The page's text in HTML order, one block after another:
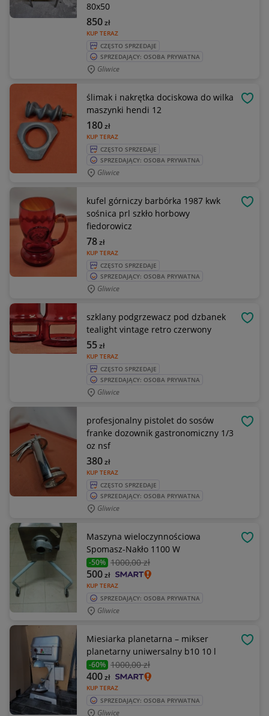
80x50
KUP TERAZ
850zł
CZĘSTO SPRZEDAJE
SPRZEDAJĄCY: OSOBA PRYWATNA
Gliwice
ślimak i nakrętka dociskowa do wilka
maszynki hendi 12
KUP TERAZ
180zł
CZĘSTO SPRZEDAJE
SPRZEDAJĄCY: OSOBA PRYWATNA
Gliwice
kufel górniczy barbórka 1987 kwk
sośnica prl szkło horbowy
fiedorowicz
KUP TERAZ
78zł
CZĘSTO SPRZEDAJE
SPRZEDAJĄCY: OSOBA PRYWATNA
Gliwice
szklany podgrzewacz pod dzbanek
tealight vintage retro czerwony
KUP TERAZ
55zł
CZĘSTO SPRZEDAJE
SPRZEDAJĄCY: OSOBA PRYWATNA
Gliwice
profesjonalny pistolet do sosów
franke dozownik gastronomiczny 1/3
oz nsf
KUP TERAZ
380zł
CZĘSTO SPRZEDAJE
SPRZEDAJĄCY: OSOBA PRYWATNA
Gliwice
Maszyna wieloczynnościowa
Spomasz-Nakło 1100 W
-50% 1000,00 zł
KUP TERAZ
500zł
SPRZEDAJĄCY: OSOBA PRYWATNA
Gliwice
Miesiarka planetarna – mikser
planetarny uniwersalny b10 10 l
-60% 1000,00 zł
KUP TERAZ
400zł
SPRZEDAJĄCY: OSOBA PRYWATNA
Gliwice